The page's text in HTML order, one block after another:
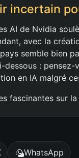
incertain
AI de Nvidia
avec la
semble bien
:
en IA malgré
fascinantes sur la
WhatsApp